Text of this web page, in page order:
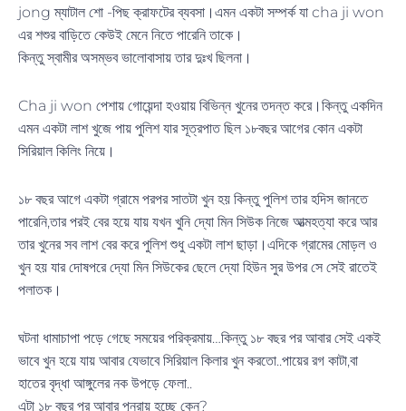
jong ম্যাটাল শো -পিছ ক্রাফটের ব্যবসা।এমন একটা সম্পর্ক যা cha ji won
এর শশুর বাড়িতে কেউই মেনে নিতে পারেনি তাকে।
কিন্তু স্বামীর অসম্ভব ভালোবাসায় তার দুঃখ ছিলনা।
Cha ji won পেশায় গোয়েন্দা হওয়ায় বিভিন্ন খুনের তদন্ত করে।কিন্তু একদিন
এমন একটা লাশ খুজে পায় পুলিশ যার সূত্রপাত ছিল ১৮বছর আগের কোন একটা
সিরিয়াল কিলিং নিয়ে।
১৮ বছর আগে একটা গ্রামে পরপর সাতটা খুন হয় কিন্তু পুলিশ তার হদিস জানতে
পারেনি,তার পরই বের হয়ে যায় যখন খুনি দ্যো মিন সিউক নিজে আত্মহত্যা করে আর
তার খুনের সব লাশ বের করে পুলিশ শুধু একটা লাশ ছাড়া।এদিকে গ্রামের মোড়ল ও
খুন হয় যার দোষপরে দ্যো মিন সিউকের ছেলে দ্যো হিউন সুর উপর সে সেই রাতেই
পলাতক।
ঘটনা ধামাচাপা পড়ে গেছে সময়ের পরিক্রমায়…কিন্তু ১৮ বছর পর আবার সেই একই
ভাবে খুন হয়ে যায় আবার যেভাবে সিরিয়াল কিলার খুন করতো..পায়ের রগ কাটা,বা
হাতের বৃদ্ধা আঙ্গুলের নক উপড়ে ফেলা..
এটা ১৮ বছর পর আবার পূনরায় হচ্ছে কেন?